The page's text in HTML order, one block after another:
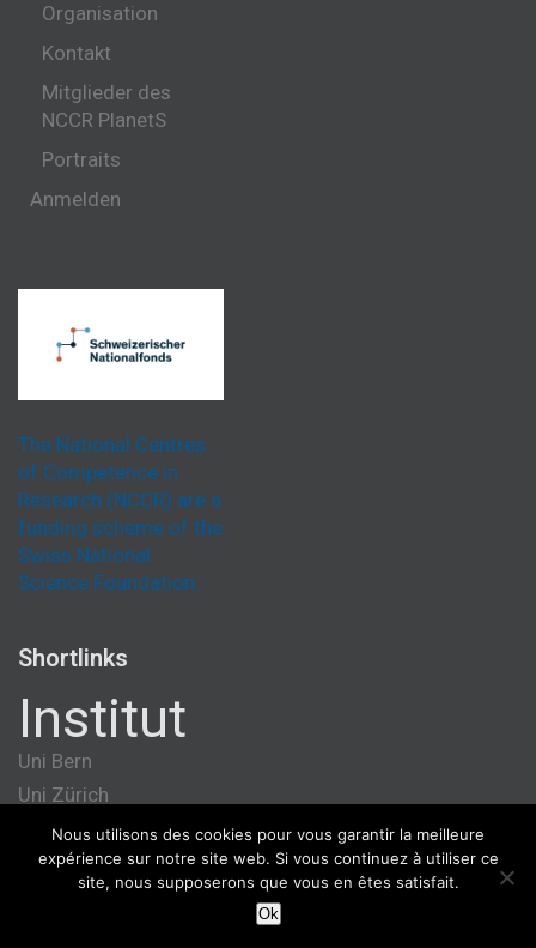
Organisation
Kontakt
Mitglieder des
NCCR PlanetS
Portraits
Anmelden
The National Centres
of Competence in
Research (NCCR) are a
funding scheme of the
Swiss National
Science Foundation.
Shortlinks
Institut
Uni Bern
Uni Zürich
Université de Genève
ETH Zürich
Nous utilisons des cookies pour vous garantir la meilleure
expérience sur notre site web. Si vous continuez à utiliser ce
site, nous supposerons que vous en êtes satisfait.
Ok